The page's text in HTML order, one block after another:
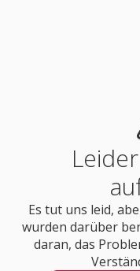
Es tut uns leid,
wurden darüber
daran, das